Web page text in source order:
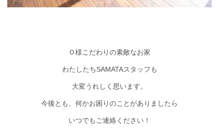
Ｏ様こだわりの素敵なお家
わたしたちSAMATAスタッフも
大変うれしく思います。
今後とも、何かお困りのことがありましたら
いつでもご連絡ください！